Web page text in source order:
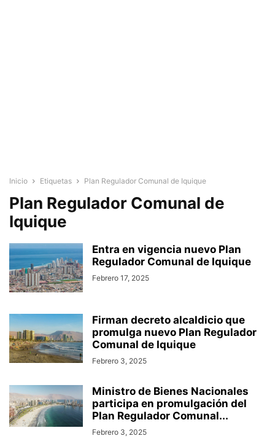
Inicio Etiquetas Plan Regulador Comunal de Iquique
Plan Regulador Comunal de
Iquique
Entra en vigencia nuevo Plan
Regulador Comunal de Iquique
Febrero 17, 2025
Firman decreto alcaldicio que
promulga nuevo Plan Regulador
Comunal de Iquique
Febrero 3, 2025
Ministro de Bienes Nacionales
participa en promulgación del
Plan Regulador Comunal...
Febrero 3, 2025